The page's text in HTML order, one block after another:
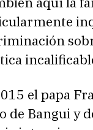
el papa
de Bangui y